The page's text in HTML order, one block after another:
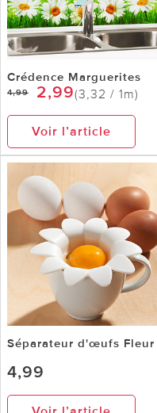
Crédence Marguerites
4,99 2,99(3,32 / 1m)
Voir l’article
Séparateur d'œufs Fleur
4,99